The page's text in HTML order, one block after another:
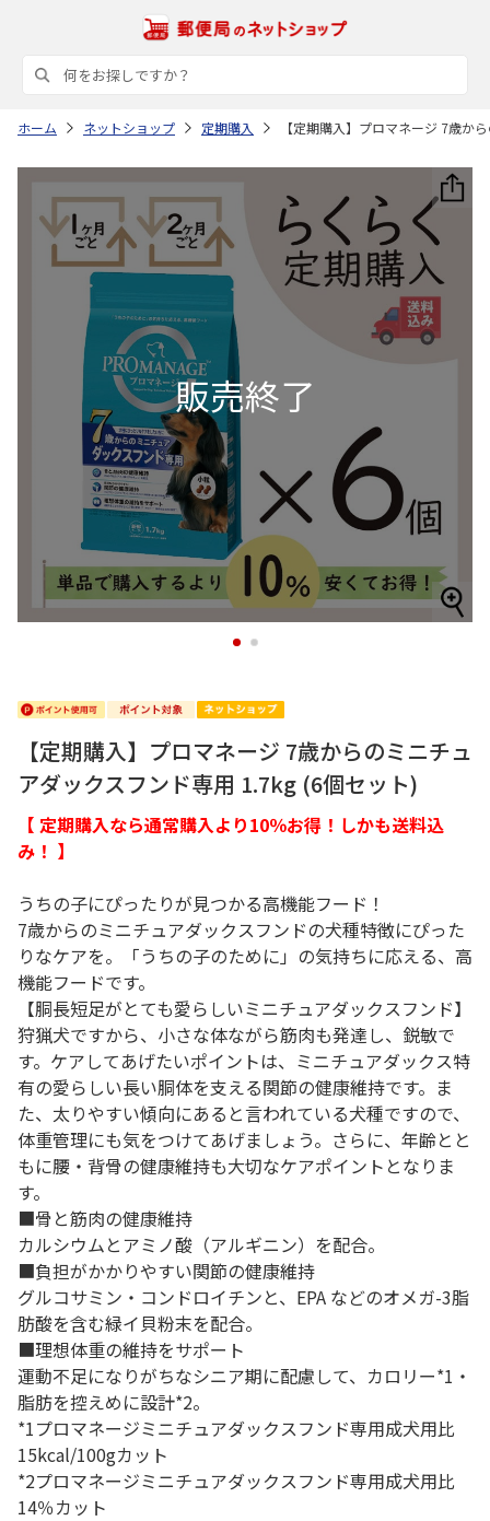
ホーム ネットショップ 定期購入 【定期購入】プロマネージ 7歳か
1 2
【定期購入】プロマネージ 7歳からのミニチュ
アダックスフンド専用 1.7kg (6個セット)
【 定期購入なら通常購入より10％お得！しかも送料込
み！ 】
うちの子にぴったりが見つかる高機能フード！
7歳からのミニチュアダックスフンドの犬種特徴にぴった
りなケアを。「うちの子のために」の気持ちに応える、高
機能フードです。
【胴長短足がとても愛らしいミニチュアダックスフンド】
狩猟犬ですから、小さな体ながら筋肉も発達し、鋭敏で
す。ケアしてあげたいポイントは、ミニチュアダックス特
有の愛らしい長い胴体を支える関節の健康維持です。ま
た、太りやすい傾向にあると言われている犬種ですので、
体重管理にも気をつけてあげましょう。さらに、年齢とと
もに腰・背骨の健康維持も大切なケアポイントとなりま
す。
■骨と筋肉の健康維持
カルシウムとアミノ酸（アルギニン）を配合。
■負担がかかりやすい関節の健康維持
グルコサミン・コンドロイチンと、EPA などのオメガ-3脂
肪酸を含む緑イ貝粉末を配合。
■理想体重の維持をサポート
運動不足になりがちなシニア期に配慮して、カロリー*1・
脂肪を控えめに設計*2。
*1プロマネージミニチュアダックスフンド専用成犬用比
15kcal/100gカット
*2プロマネージミニチュアダックスフンド専用成犬用比
14％カット